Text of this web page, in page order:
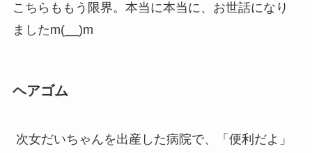
こちらももう限界。本当に本当に、お世話になり
ましたm(__)m
ヘアゴム
次女だいちゃんを出産した病院で、「便利だよ」